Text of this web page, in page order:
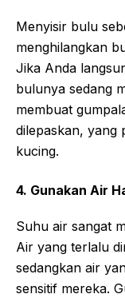
Menyisir bulu
menghilangkan
Jika Anda
bulunya sedang
membuat
dilepaskan, yang
kucing.
4. Gunakan Air
Suhu air sangat
Air yang terlalu
sedangkan air
sensitif mereka.